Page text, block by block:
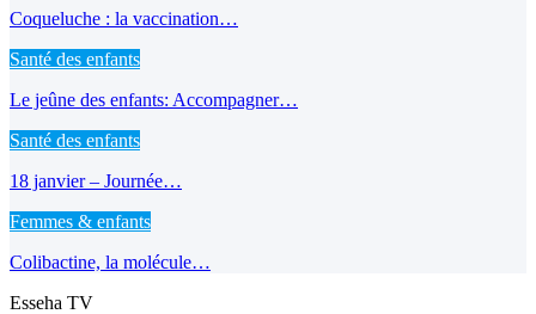
Coqueluche : la vaccination…
Santé des enfants
Le jeûne des enfants: Accompagner…
Santé des enfants
18 janvier – Journée…
Femmes & enfants
Colibactine, la molécule…
Esseha TV